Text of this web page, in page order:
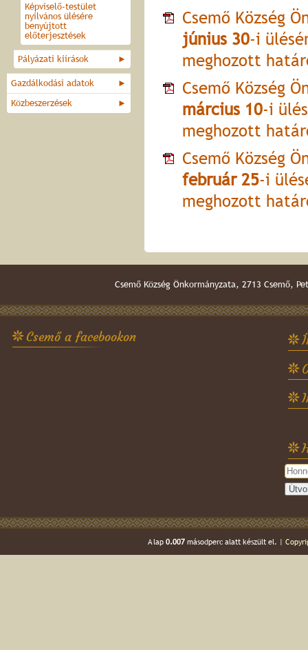
Képviselő-testület
nyilvános ülésére
benyújtott
előterjesztések
►
Pályázati kiírások
►
Gazdálkodási adatok
►
Közbeszerzések
Csemő Község
június 30-i
meghozott
Csemő Község
március 10-i
meghozott
Csemő Község
február 25-i
meghozott
Csemő Község Önkormányzata, 2713
Csemő a facebookon
A lap 0.007másodperc alatt készült el. |